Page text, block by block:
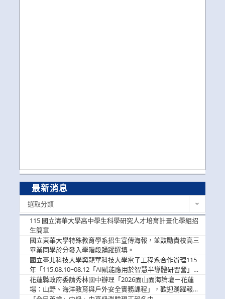
最新消息
選取分類
115 國立清華大學高中學生科學研究人才培育計畫化學組招
生簡章
國立東華大學特殊教育學系招生宣傳海報，並鼓勵貴校高三
畢業同學於分發入學階段踴躍選填。
國立臺北科技大學與龍華科技大學電子工程系合作辦理115
年「115.08.10~08.12「AI賦能應用於智慧半導體研習營」，
歡迎學生踴躍報名參加
花蓮縣政府委請秀林國中辦理「2026面山面海論壇－花蓮
場：山野、海洋教育與戶外安全實務課程」，歡迎踴躍報名